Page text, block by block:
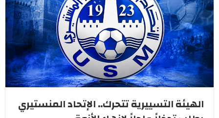
الهيئة التسييرية تتحرك.. الإتحاد المنستيري